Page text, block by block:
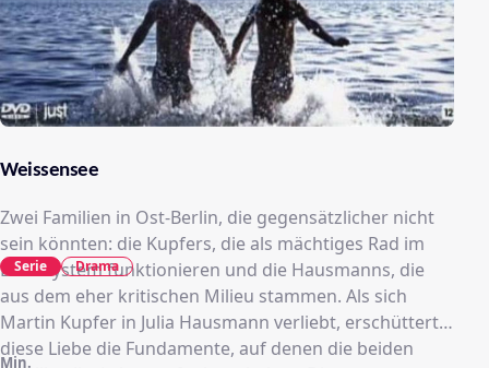
Weissensee
Zwei Familien in Ost-Berlin, die gegensätzlicher nicht
sein könnten: die Kupfers, die als mächtiges Rad im
DDR-System funktionieren und die Hausmanns, die
aus dem eher kritischen Milieu stammen. Als sich
Martin Kupfer in Julia Hausmann verliebt, erschüttert
diese Liebe die Fundamente, auf denen die beiden
Min.
Serie Drama